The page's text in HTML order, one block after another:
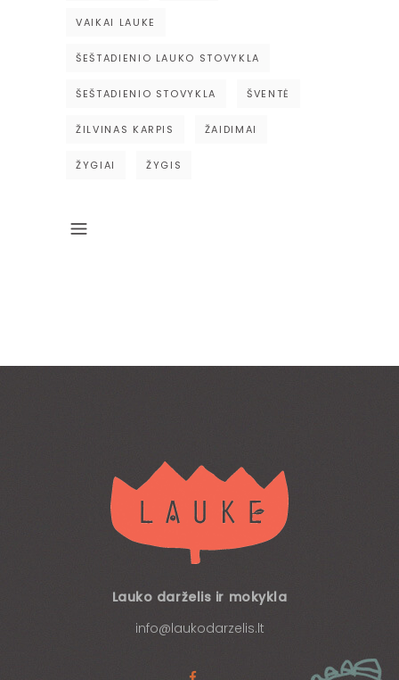
VAIKAI LAUKE
ŠEŠTADIENIO LAUKO STOVYKLA
ŠEŠTADIENIO STOVYKLA ŠVENTĖ
ŽILVINAS KARPIS ŽAIDIMAI
ŽYGIAI ŽYGIS
Lauko darželis ir mokykla
info@laukodarzelis.lt